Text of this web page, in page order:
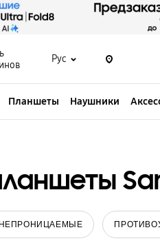
Рус
Планшеты Наушники